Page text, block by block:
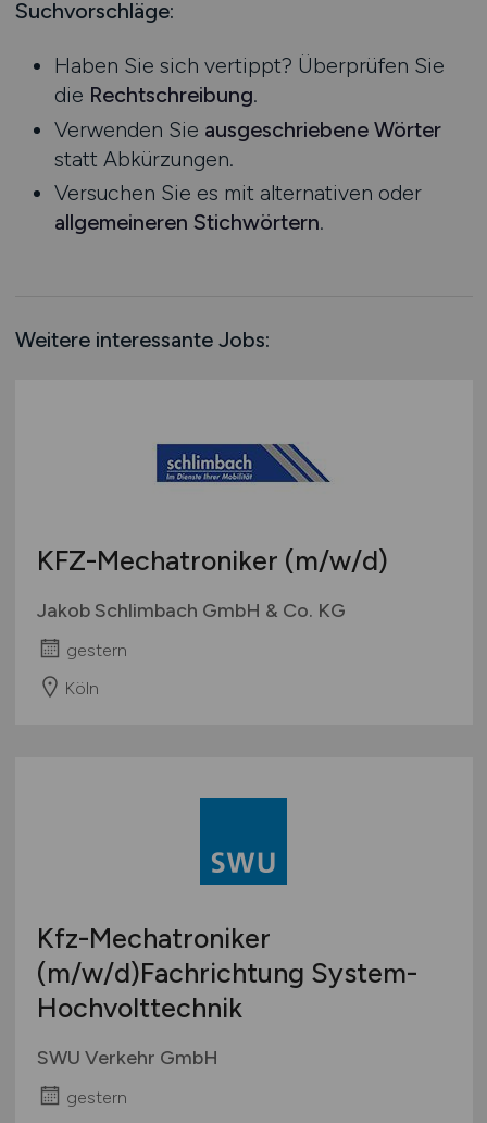
Mecklenburg-Vorpommern
Nordrhein-Westfalen
Rheinland-Pfalz
Saarland
Sachsen
Sachsen-Anhalt
Schleswig-Holstein
Schweiz
Suchvorschläge:
Haben Sie sich vertippt? Überprüfen Sie
die Rechtschreibung.
Verwenden Sie ausgeschriebene Wörter
statt Abkürzungen.
Versuchen Sie es mit alternativen oder
allgemeineren Stichwörtern.
Weitere interessante Jobs:
KFZ-Mechatroniker (m/w/d)
Jakob Schlimbach GmbH & Co. KG
gestern
Köln
Kfz-Mechatroniker
(m/w/d)Fachrichtung System-
Hochvolttechnik
SWU Verkehr GmbH
gestern